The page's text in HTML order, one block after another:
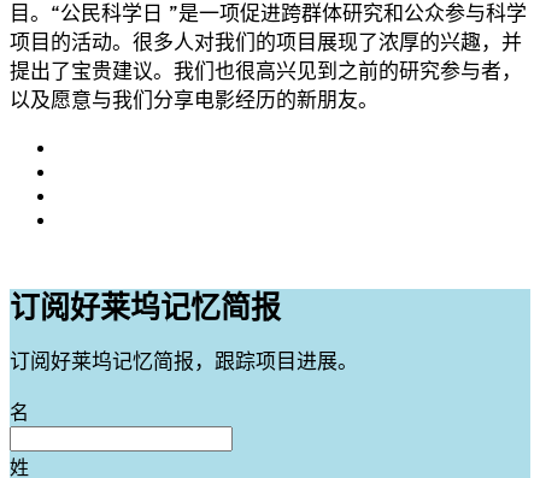
目。“公民科学日 ”是一项促进跨群体研究和公众参与科学
项目的活动。很多人对我们的项目展现了浓厚的兴趣，并
提出了宝贵建议。我们也很高兴见到之前的研究参与者，
以及愿意与我们分享电影经历的新朋友。
订阅好莱坞记忆简报
订阅好莱坞记忆简报，跟踪项目进展。
Leave
this
field
名
姓